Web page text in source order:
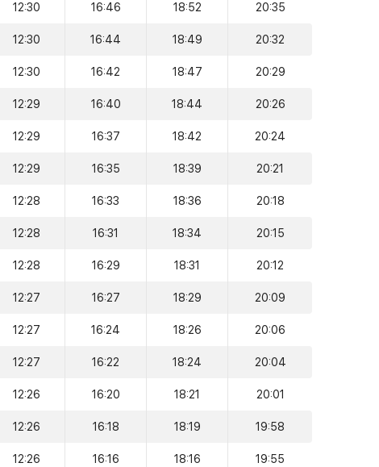
12:30 16:46 18:52 20:35
12:30 16:44 18:49 20:32
12:30 16:42 18:47 20:29
12:29 16:40 18:44 20:26
12:29 16:37 18:42 20:24
12:29 16:35 18:39 20:21
12:28 16:33 18:36 20:18
12:28 16:31 18:34 20:15
12:28 16:29 18:31 20:12
12:27 16:27 18:29 20:09
12:27 16:24 18:26 20:06
12:27 16:22 18:24 20:04
12:26 16:20 18:21 20:01
12:26 16:18 18:19 19:58
12:26 16:16 18:16 19:55